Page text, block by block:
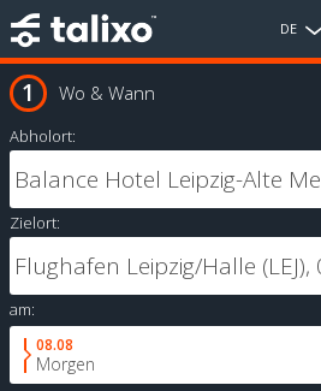
DE
Wo & Wann
Abholort:
Zielort:
am:
08.08
Morgen